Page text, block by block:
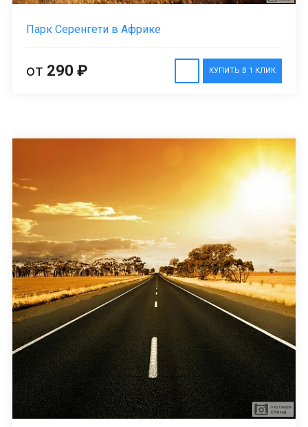
Парк Серенгети в Африке
КУПИТЬ В 1 КЛИК
от 290 ₽